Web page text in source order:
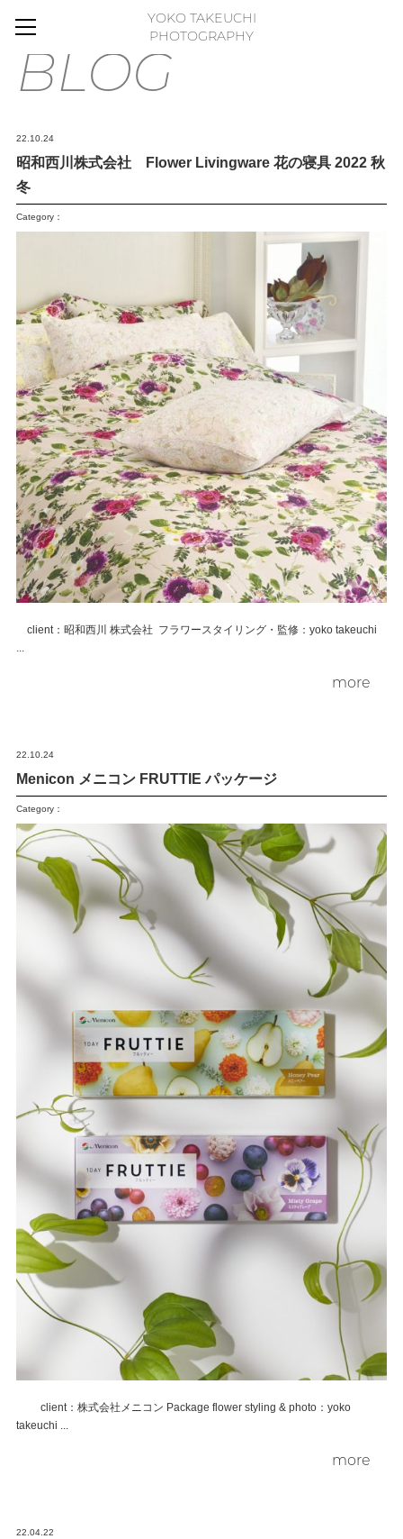
HOME
BLOG
MOVIE
WORKS
GALLERY
FLOWER PHOTO ESSAY
ABOUT
CONTACT
ONLINE STORE
FLOWER ART PANEL
ENGLISH
FRENCH
JAPANESE
KOREAN
YOKO TAKEUCHI
PHOTOGRAPHY
BLOG
22.10.24
昭和西川株式会社 Flower Livingware 花の寝具 2022 秋
冬
Category：
client：昭和西川 株式会社 フラワースタイリング・監修：yoko takeuchi
...
more
22.10.24
Menicon メニコン FRUTTIE パッケージ
Category：
client：株式会社メニコン Package flower styling & photo：yoko
takeuchi ...
more
22.04.22